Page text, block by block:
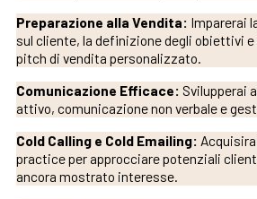
Preparazione alla Vendita: Imparerai
sul cliente, la definizione degli obiettivi e
pitch di vendita personalizzato.
Comunicazione Efficace: Svilupperai
attivo, comunicazione non verbale e
Cold Calling e Cold Emailing:
practice per approcciare potenziali
ancora mostrato interesse.